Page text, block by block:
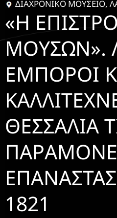
ΔΙΑΧΡΟΝΙΚΌ ΜΟΥΣΕΊΟ,
«Η
ΜΟΥΣΏΝ».
ΈΜΠΟΡΟΙ
ΘΕΣΣΑΛΊΑ
1821